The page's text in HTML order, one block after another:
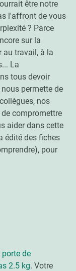
être notre
l'affront de vous
? Parce
sur la
au travail, à la
La
tous devoir
permette de
nos
compromettre
aider dans cette
édité des fiches
pour
porte de
2.5 kg. Votre